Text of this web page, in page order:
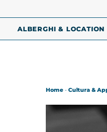
ALBERGHI & LOCATION
Home - Cultura &